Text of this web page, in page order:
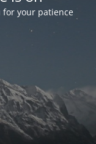
your patience!